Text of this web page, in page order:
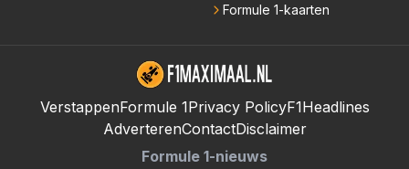
Formule 1-kaarten
VerstappenFormule 1Privacy PolicyF1Headlines
AdverterenContactDisclaimer
Formule 1-nieuws